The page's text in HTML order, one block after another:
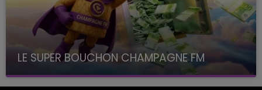
LE SUPER BOUCHON CHAMPAGNE FM
avec La Famille Champagne FM, à 8H10